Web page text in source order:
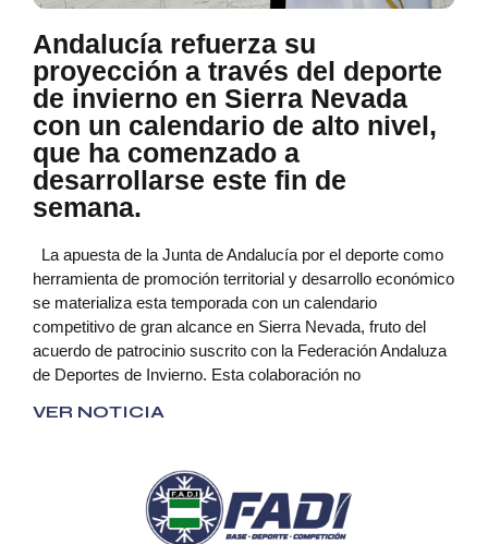
Andalucía refuerza su
proyección a través del deporte
de invierno en Sierra Nevada
con un calendario de alto nivel,
que ha comenzado a
desarrollarse este fin de
semana.
La apuesta de la Junta de Andalucía por el deporte como
herramienta de promoción territorial y desarrollo económico
se materializa esta temporada con un calendario
competitivo de gran alcance en Sierra Nevada, fruto del
acuerdo de patrocinio suscrito con la Federación Andaluza
de Deportes de Invierno. Esta colaboración no
VER NOTICIA